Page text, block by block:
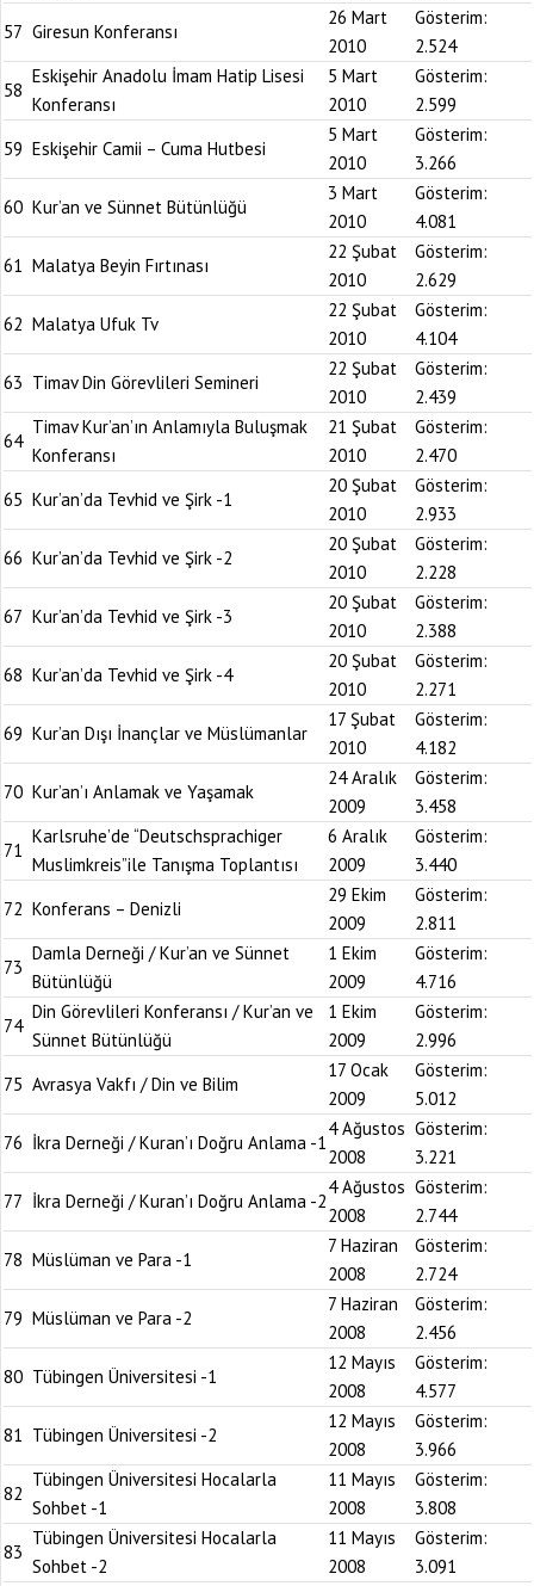
57 Giresun Konferansı
26 Mart
2010
Gösterim:
2.524
58
Eskişehir Anadolu İmam Hatip Lisesi
Konferansı
5 Mart
2010
Gösterim:
2.599
59 Eskişehir Camii – Cuma Hutbesi
5 Mart
2010
Gösterim:
3.266
60 Kur’an ve Sünnet Bütünlüğü
3 Mart
2010
Gösterim:
4.081
61 Malatya Beyin Fırtınası
22 Şubat
2010
Gösterim:
2.629
62 Malatya Ufuk Tv
22 Şubat
2010
Gösterim:
4.104
63 Timav Din Görevlileri Semineri
22 Şubat
2010
Gösterim:
2.439
64
Timav Kur’an’ın Anlamıyla Buluşmak
Konferansı
21 Şubat
2010
Gösterim:
2.470
65 Kur’an’da Tevhid ve Şirk -1
20 Şubat
2010
Gösterim:
2.933
66 Kur’an’da Tevhid ve Şirk -2
20 Şubat
2010
Gösterim:
2.228
67 Kur’an’da Tevhid ve Şirk -3
20 Şubat
2010
Gösterim:
2.388
68 Kur’an’da Tevhid ve Şirk -4
20 Şubat
2010
Gösterim:
2.271
69 Kur’an Dışı İnançlar ve Müslümanlar
17 Şubat
2010
Gösterim:
4.182
70 Kur’an’ı Anlamak ve Yaşamak
24 Aralık
2009
Gösterim:
3.458
71
Karlsruhe’de “Deutschsprachiger
Muslimkreis”ile Tanışma Toplantısı
6 Aralık
2009
Gösterim:
3.440
72 Konferans – Denizli
29 Ekim
2009
Gösterim:
2.811
73
Damla Derneği / Kur’an ve Sünnet
Bütünlüğü
1 Ekim
2009
Gösterim:
4.716
74
Din Görevlileri Konferansı / Kur’an ve
Sünnet Bütünlüğü
1 Ekim
2009
Gösterim:
2.996
75 Avrasya Vakfı / Din ve Bilim
17 Ocak
2009
Gösterim:
5.012
76 İkra Derneği / Kuran’ı Doğru Anlama -1
4 Ağustos
2008
Gösterim:
3.221
77 İkra Derneği / Kuran’ı Doğru Anlama -2
4 Ağustos
2008
Gösterim:
2.744
78 Müslüman ve Para -1
7 Haziran
2008
Gösterim:
2.724
79 Müslüman ve Para -2
7 Haziran
2008
Gösterim:
2.456
80 Tübingen Üniversitesi -1
12 Mayıs
2008
Gösterim:
4.577
81 Tübingen Üniversitesi -2
12 Mayıs
2008
Gösterim:
3.966
82
Tübingen Üniversitesi Hocalarla
Sohbet -1
11 Mayıs
2008
Gösterim:
3.808
83
Tübingen Üniversitesi Hocalarla
Sohbet -2
11 Mayıs
2008
Gösterim:
3.091